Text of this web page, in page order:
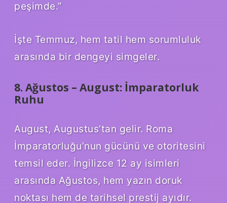
peşimde.”
İşte Temmuz, hem tatil hem sorumluluk
arasında bir dengeyi simgeler.
8. Ağustos – August: İmparatorluk
Ruhu
August, Augustus’tan gelir. Roma
İmparatorluğu’nun gücünü ve otoritesini
temsil eder. İngilizce 12 ay isimleri
arasında Ağustos, hem yazın doruk
noktası hem de tarihsel prestij ayıdır.